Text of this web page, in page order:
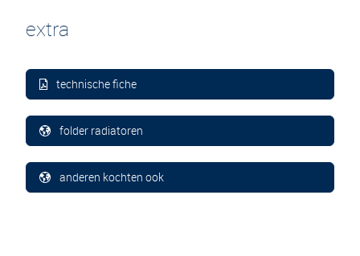
extra
technische fiche
folder radiatoren
anderen kochten ook